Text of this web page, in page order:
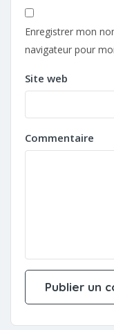
Enregistrer mon
navigateur pour
Site web
Commentaire